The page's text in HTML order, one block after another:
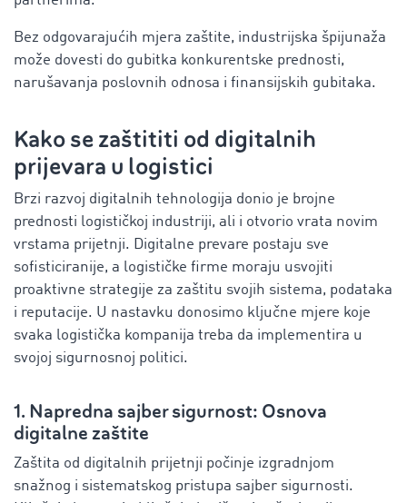
Bez odgovarajućih mjera zaštite, industrijska špijunaža
može dovesti do gubitka konkurentske prednosti,
narušavanja poslovnih odnosa i finansijskih gubitaka.
Kako se zaštititi od digitalnih
prijevara u logistici
Brzi razvoj digitalnih tehnologija donio je brojne
prednosti logističkoj industriji, ali i otvorio vrata novim
vrstama prijetnji. Digitalne prevare postaju sve
sofisticiranije, a logističke firme moraju usvojiti
proaktivne strategije za zaštitu svojih sistema, podataka
i reputacije. U nastavku donosimo ključne mjere koje
svaka logistička kompanija treba da implementira u
svojoj sigurnosnoj politici.
1. Napredna sajber sigurnost: Osnova
digitalne zaštite
Zaštita od digitalnih prijetnji počinje izgradnjom
snažnog i sistematskog pristupa sajber sigurnosti.